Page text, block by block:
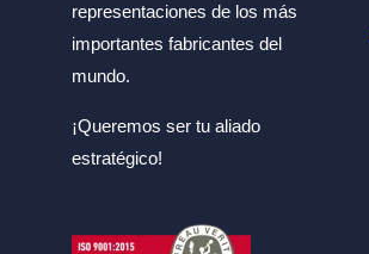
representaciones de los más
importantes fabricantes del
mundo.
¡Queremos ser tu aliado
estratégico!